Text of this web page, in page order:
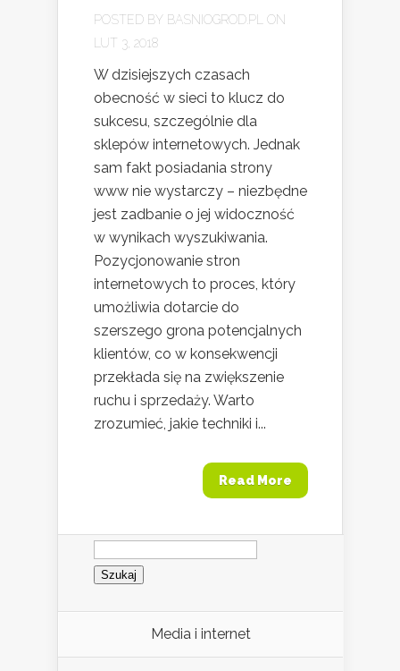
POSTED BY BASNIOGROD.PL
ON
LUT 3, 2018
W dzisiejszych czasach
obecność w sieci to klucz do
sukcesu, szczególnie dla
sklepów internetowych. Jednak
sam fakt posiadania strony
www nie wystarczy – niezbędne
jest zadbanie o jej widoczność
w wynikach wyszukiwania.
Pozycjonowanie stron
internetowych to proces, który
umożliwia dotarcie do
szerszego grona potencjalnych
klientów, co w konsekwencji
przekłada się na zwiększenie
ruchu i sprzedaży. Warto
zrozumieć, jakie techniki i...
Read More
Szukaj:
Media i internet